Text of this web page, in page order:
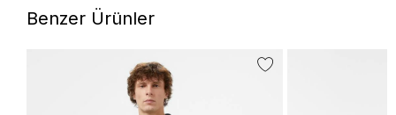
Benzer Ürünler